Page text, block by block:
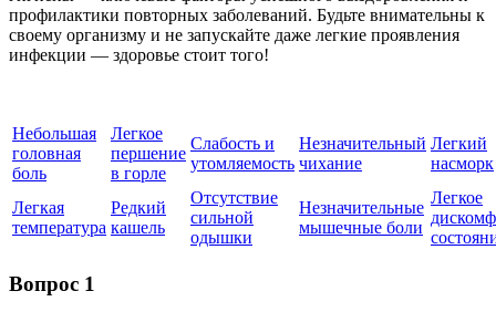
профилактики повторных заболеваний. Будьте внимательны к
своему организму и не запускайте даже легкие проявления
инфекции — здоровье стоит того!
Небольшая
головная
боль
Легкое
першение
в горле
Слабость и
утомляемость
Незначительный
чихание
Легкий
насморк
Легкая
температура
Редкий
кашель
Отсутствие
сильной
одышки
Незначительные
мышечные боли
Легкое
Вопрос 1